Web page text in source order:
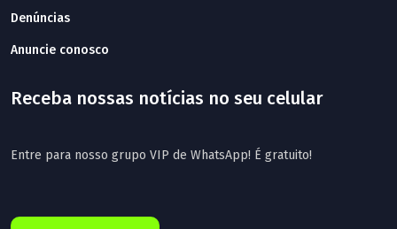
Denúncias
Anuncie conosco
Receba nossas notícias no seu celular
Entre para nosso grupo VIP de WhatsApp! É gratuito!